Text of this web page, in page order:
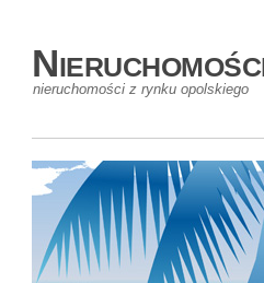
nieruchomości z rynku opolskiego